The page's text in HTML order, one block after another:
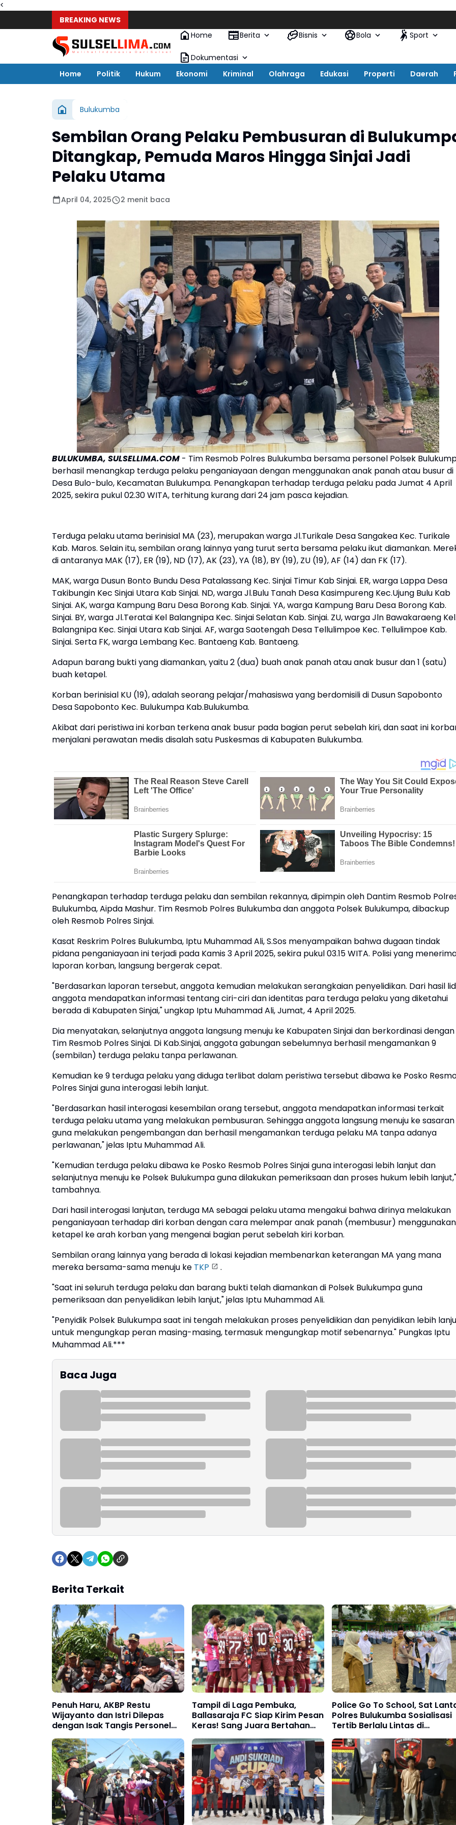
<
BREAKING NEWS
Home
Berita Bisnis Bola Sport
Dokumentasi
Home
Politik Hukum Ekonomi Kriminal Olahraga Edukasi Properti Daerah
Bulukumba
Sembilan Orang Pelaku Pembusuran di
Ditangkap, Pemuda Maros Hingga Sinjai Jadi
Pelaku Utama
April 04, 2025 2 menit baca
BULUKUMBA, SULSELLIMA.COM - Tim Resmob Polres Bulukumba bersama personel Polsek
berhasil menangkap terduga pelaku penganiayaan dengan menggunakan anak panah atau busur di
Desa Bulo-bulo, Kecamatan Bulukumpa. Penangkapan terhadap terduga pelaku pada Jumat 4 April
2025, sekira pukul 02.30 WITA, terhitung kurang dari 24 jam pasca kejadian.
Terduga pelaku utama berinisial MA (23), merupakan warga Jl.Turikale Desa Sangakea Kec. Turikale
Kab. Maros. Selain itu, sembilan orang lainnya yang turut serta bersama pelaku ikut diamankan.
di antaranya MAK (17), ER (19), ND (17), AK (23), YA (18), BY (19), ZU (19), AF (14) dan FK (17).
MAK, warga Dusun Bonto Bundu Desa Patalassang Kec. Sinjai Timur Kab Sinjai. ER, warga Lappa Desa
Takibungin Kec Sinjai Utara Kab Sinjai. ND, warga Jl.Bulu Tanah Desa Kasimpureng Kec.Ujung Bulu Kab
Sinjai. AK, warga Kampung Baru Desa Borong Kab. Sinjai. YA, warga Kampung Baru Desa Borong Kab.
Sinjai. BY, warga Jl.Teratai Kel Balangnipa Kec. Sinjai Selatan Kab. Sinjai. ZU, warga Jln Bawakaraeng
Balangnipa Kec. Sinjai Utara Kab Sinjai. AF, warga Saotengah Desa Tellulimpoe Kec. Tellulimpoe Kab.
Sinjai. Serta FK, warga Lembang Kec. Bantaeng Kab. Bantaeng.
Adapun barang bukti yang diamankan, yaitu 2 (dua) buah anak panah atau anak busur dan 1 (satu)
buah ketapel.
Korban berinisial KU (19), adalah seorang pelajar/mahasiswa yang berdomisili di Dusun Sapobonto
Desa Sapobonto Kec. Bulukumpa Kab.Bulukumba.
Akibat dari peristiwa ini korban terkena anak busur pada bagian perut sebelah kiri, dan saat ini
menjalani perawatan medis disalah satu Puskesmas di Kabupaten Bulukumba.
Penangkapan terhadap terduga pelaku dan sembilan rekannya, dipimpin oleh Dantim Resmob
Bulukumba, Aipda Mashur. Tim Resmob Polres Bulukumba dan anggota Polsek Bulukumpa, dibackup
oleh Resmob Polres Sinjai.
Kasat Reskrim Polres Bulukumba, Iptu Muhammad Ali, S.Sos menyampaikan bahwa dugaan tindak
pidana penganiayaan ini terjadi pada Kamis 3 April 2025, sekira pukul 03.15 WITA. Polisi yang
laporan korban, langsung bergerak cepat.
"Berdasarkan laporan tersebut, anggota kemudian melakukan serangkaian penyelidikan. Dari hasil
anggota mendapatkan informasi tentang ciri-ciri dan identitas para terduga pelaku yang diketahui
berada di Kabupaten Sinjai," ungkap Iptu Muhammad Ali, Jumat, 4 April 2025.
Dia menyatakan, selanjutnya anggota langsung menuju ke Kabupaten Sinjai dan berkordinasi dengan
Tim Resmob Polres Sinjai. Di Kab.Sinjai, anggota gabungan sebelumnya berhasil mengamankan 9
(sembilan) terduga pelaku tanpa perlawanan.
Kemudian ke 9 terduga pelaku yang diduga terlibat dalam peristiwa tersebut dibawa ke Posko
Polres Sinjai guna interogasi lebih lanjut.
"Berdasarkan hasil interogasi kesembilan orang tersebut, anggota mendapatkan informasi terkait
terduga pelaku utama yang melakukan pembusuran. Sehingga anggota langsung menuju ke sasaran
guna melakukan pengembangan dan berhasil mengamankan terduga pelaku MA tanpa adanya
perlawanan," jelas Iptu Muhammad Ali.
"Kemudian terduga pelaku dibawa ke Posko Resmob Polres Sinjai guna interogasi lebih lanjut dan
selanjutnya menuju ke Polsek Bulukumpa guna dilakukan pemeriksaan dan proses hukum lebih lanjut,"
tambahnya.
Dari hasil interogasi lanjutan, terduga MA sebagai pelaku utama mengakui bahwa dirinya melakukan
penganiayaan terhadap diri korban dengan cara melempar anak panah (membusur) menggunakan
ketapel ke arah korban yang mengenai bagian perut sebelah kiri korban.
Sembilan orang lainnya yang berada di lokasi kejadian membenarkan keterangan MA yang mana
mereka bersama-sama menuju ke TKP
.
"Saat ini seluruh terduga pelaku dan barang bukti telah diamankan di Polsek Bulukumpa guna
pemeriksaan dan penyelidikan lebih lanjut," jelas Iptu Muhammad Ali.
"Penyidik Polsek Bulukumpa saat ini tengah melakukan proses penyelidikian dan penyidikan lebih
untuk mengungkap peran masing-masing, termasuk mengungkap motif sebenarnya." Pungkas Iptu
Muhammad Ali.***
Baca Juga
Berita Terkait
Penuh Haru, AKBP Restu
Wijayanto dan Istri Dilepas
dengan Isak Tangis Personel
Polres Bulukumba
Tampil di Laga Pembuka,
Ballasaraja FC Siap Kirim Pesan
Keras! Sang Juara Bertahan
Bidik Awal Sempurna di Piala
Kemerdekaan Bulukumpa 2026
Police Go To School, Sat
Polres Bulukumba Sosialisasi
Tertib Berlalu Lintas di
Kalangan Pelajar